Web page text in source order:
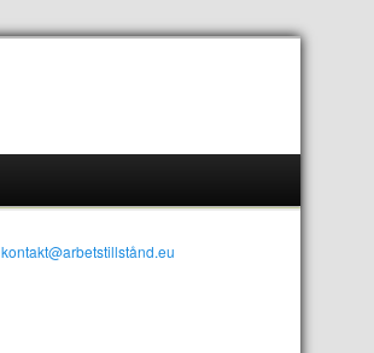
kontakt@arbetstillstånd.eu